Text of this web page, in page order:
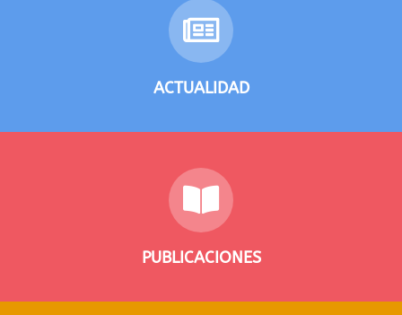
ACTUALIDAD
PUBLICACIONES